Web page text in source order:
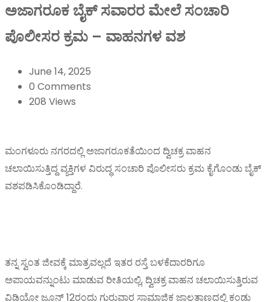
ಅಜಾಗರೂಕ ಬೈಕ್ ಸವಾರರ ಮೇಲೆ ಸಂಚಾರಿ
ಪೊಲೀಸರ ಕ್ರಮ – ವಾಹನಗಳ ವಶ
June 14, 2025
0 Comments
208 Views
ಮಂಗಳೂರು ನಗರದಲ್ಲಿ ಅಜಾಗರೂಕತೆಯಿಂದ ದ್ವಿಚಕ್ರ ವಾಹನ
ಚಲಾಯಿಸುತ್ತಿದ್ದ ವ್ಯಕ್ತಿಗಳ ವಿರುದ್ಧ ಸಂಚಾರಿ ಪೊಲೀಸರು ಕ್ರಮ ಕೈಗೊಂಡು ಬೈಕ್
ವಶಪಡಿಸಿಕೊಂಡಿದ್ದಾರೆ.
ತನ್ನ ಸ್ವಂತ ಜೀವಕ್ಕೆ ಮಾತ್ರವಲ್ಲದೆ ಇತರ ರಸ್ತೆ ಬಳಕೆದಾರರಿಗೂ
ಅಪಾಯವನ್ನುಂಟು ಮಾಡುವ ರೀತಿಯಲ್ಲಿ, ದ್ವಿಚಕ್ರ ವಾಹನ ಚಲಾಯಿಸುತ್ತಿರುವ
ವಿಡಿಯೋ ಜೂನ್ 12ರಂದು ಗುರುವಾರ ಸಾಮಾಜಿಕ ಜಾಲತಾಣದಲ್ಲಿ ಕಂಡು